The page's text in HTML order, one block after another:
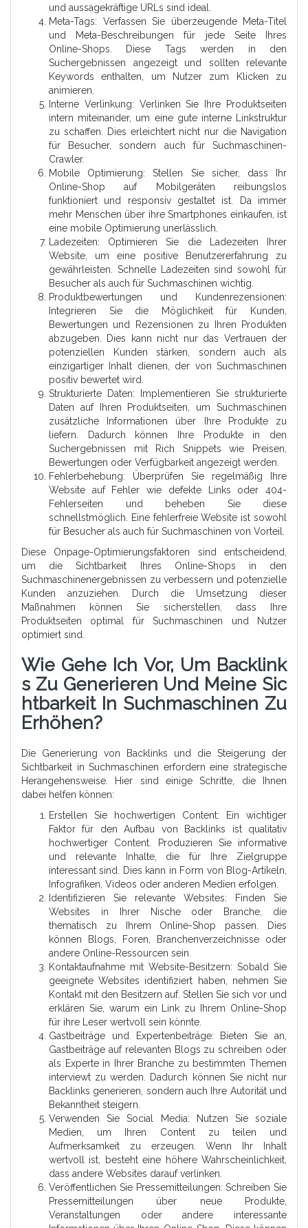
und aussagekräftige URLs sind ideal.
Meta-Tags: Verfassen Sie überzeugende Meta-Titel
und Meta-Beschreibungen für jede Seite Ihres
Online-Shops. Diese Tags werden in den
Suchergebnissen angezeigt und sollten relevante
Keywords enthalten, um Nutzer zum Klicken zu
animieren.
Interne Verlinkung: Verlinken Sie Ihre Produktseiten
intern miteinander, um eine gute interne Linkstruktur
zu schaffen. Dies erleichtert nicht nur die Navigation
für Besucher, sondern auch für Suchmaschinen-
Crawler.
Mobile Optimierung: Stellen Sie sicher, dass Ihr
Online-Shop auf Mobilgeräten reibungslos
funktioniert und responsiv gestaltet ist. Da immer
mehr Menschen über ihre Smartphones einkaufen, ist
eine mobile Optimierung unerlässlich.
Ladezeiten: Optimieren Sie die Ladezeiten Ihrer
Website, um eine positive Benutzererfahrung zu
gewährleisten. Schnelle Ladezeiten sind sowohl für
Besucher als auch für Suchmaschinen wichtig.
Produktbewertungen und Kundenrezensionen:
Integrieren Sie die Möglichkeit für Kunden,
Bewertungen und Rezensionen zu Ihren Produkten
abzugeben. Dies kann nicht nur das Vertrauen der
potenziellen Kunden stärken, sondern auch als
einzigartiger Inhalt dienen, der von Suchmaschinen
positiv bewertet wird.
Strukturierte Daten: Implementieren Sie strukturierte
Daten auf Ihren Produktseiten, um Suchmaschinen
zusätzliche Informationen über Ihre Produkte zu
liefern. Dadurch können Ihre Produkte in den
Suchergebnissen mit Rich Snippets wie Preisen,
Bewertungen oder Verfügbarkeit angezeigt werden.
Fehlerbehebung: Überprüfen Sie regelmäßig Ihre
Website auf Fehler wie defekte Links oder 404-
Fehlerseiten und beheben Sie diese
schnellstmöglich. Eine fehlerfreie Website ist sowohl
für Besucher als auch für Suchmaschinen von Vorteil.
Diese Onpage-Optimierungsfaktoren sind entscheidend,
um die Sichtbarkeit Ihres Online-Shops in den
Suchmaschinenergebnissen zu verbessern und potenzielle
Kunden anzuziehen. Durch die Umsetzung dieser
Maßnahmen können Sie sicherstellen, dass Ihre
Produktseiten optimal für Suchmaschinen und Nutzer
optimiert sind.
Wie Gehe Ich Vor, Um Backlink
S Zu Generieren Und Meine Sic
Htbarkeit In Suchmaschinen Zu
Erhöhen?
Die Generierung von Backlinks und die Steigerung der
Sichtbarkeit in Suchmaschinen erfordern eine strategische
Herangehensweise. Hier sind einige Schritte, die Ihnen
dabei helfen können:
Erstellen Sie hochwertigen Content: Ein wichtiger
Faktor für den Aufbau von Backlinks ist qualitativ
hochwertiger Content. Produzieren Sie informative
und relevante Inhalte, die für Ihre Zielgruppe
interessant sind. Dies kann in Form von Blog-Artikeln,
Infografiken, Videos oder anderen Medien erfolgen.
Identifizieren Sie relevante Websites: Finden Sie
Websites in Ihrer Nische oder Branche, die
thematisch zu Ihrem Online-Shop passen. Dies
können Blogs, Foren, Branchenverzeichnisse oder
andere Online-Ressourcen sein.
Kontaktaufnahme mit Website-Besitzern: Sobald Sie
geeignete Websites identifiziert haben, nehmen Sie
Kontakt mit den Besitzern auf. Stellen Sie sich vor und
erklären Sie, warum ein Link zu Ihrem Online-Shop
für ihre Leser wertvoll sein könnte.
Gastbeiträge und Expertenbeiträge: Bieten Sie an,
Gastbeiträge auf relevanten Blogs zu schreiben oder
als Experte in Ihrer Branche zu bestimmten Themen
interviewt zu werden. Dadurch können Sie nicht nur
Backlinks generieren, sondern auch Ihre Autorität und
Bekanntheit steigern.
Verwenden Sie Social Media: Nutzen Sie soziale
Medien, um Ihren Content zu teilen und
Aufmerksamkeit zu erzeugen. Wenn Ihr Inhalt
wertvoll ist, besteht eine höhere Wahrscheinlichkeit,
dass andere Websites darauf verlinken.
Veröffentlichen Sie Pressemitteilungen: Schreiben Sie
Pressemitteilungen über neue Produkte,
Veranstaltungen oder andere interessante